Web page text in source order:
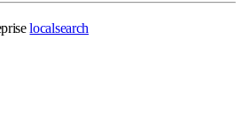
localsearch